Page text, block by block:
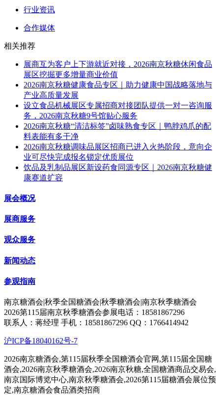
行业资讯
合作媒体
相关推荐
展商互为客户上下游就近对接，2026南京秋糖休闲食品
展区挖掘更多增量商业价值
2026南京秋糖健康食品专区｜助力健康中国战略落地与
产业高质量发展
设立食品机械展区专属招商对接团队提供一对一咨询服
务，2026南京秋糖9号馆贴心服务
2026南京秋糖“清洁标签”卤味熟食专区｜鸭脖鸡爪的配
料表能有多干净
2026南京秋糖调味品展区招商已进入火热阶段，意向企
业可尽快完成报名锁定优质展位
饮品及乳制品展区新设药食同源专区｜2026南京秋糖健
康赛道扩容
展会概况
展商服务
观众服务
新闻动态
参观指南
南京糖酒会|秋季全国糖酒会|秋季糖酒会|南京秋季糖酒会
2026第115届南京秋季糖酒会参展电话：18581867296
联系人：蒋经理 手机：18581867296 QQ：1766414942
沪ICP备18040162号-7
2026南京糖酒会,第115届秋季全国糖酒会官网,第115届全国糖
酒会,2026南京秋季糖酒会,2026南京秋糖,全国糖酒商品交易会,
南京国际博览中心,南京秋季糖酒会,2026第115届糖酒会展位预
定,南京糖酒会食品酒类招商